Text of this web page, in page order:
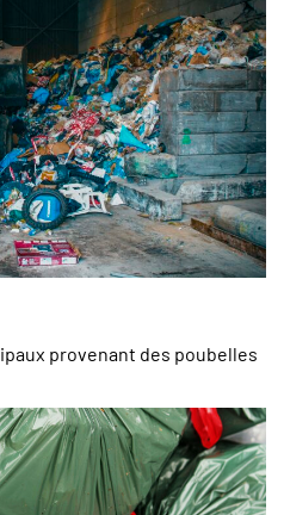
provenant des poubelles